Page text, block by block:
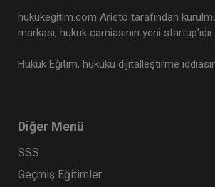
hukukegitim.com Aristo tarafından
markası, hukuk camiasının yeni startup’ıdır.
Hukuk Eğitim, hukuku dijitalleştirme
Diğer Menü
SSS
Geçmiş Eğitimler